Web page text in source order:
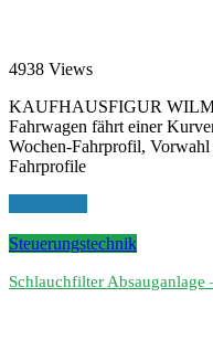
4938 Views
KAUFHAUSFIGUR
Fahrwagen fährt einer
Wochen-Fahrprofil,
Fahrprofile
Steuerungstechnik
Schlauchfilter Absauganlage